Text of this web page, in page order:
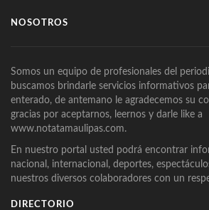
NOSOTROS
Somos un equipo de profesionales del
buscamos brindarle servicios informativos
enterado, de antemano le agradecemos su
gracias por aceptarnos, leernos y darle like a
www.notatamaulipas.com.
En nuestro portal usted podrá encontrar
nacional, internacional, deportes,
nuestros diversos colaboradores con un
DIRECTORIO